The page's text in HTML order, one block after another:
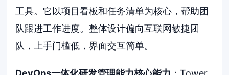
工具。它以项目看板和任务清单为核心，帮助团
队跟进工作进度。整体设计偏向互联网敏捷团
队，上手门槛低，界面交互简单。